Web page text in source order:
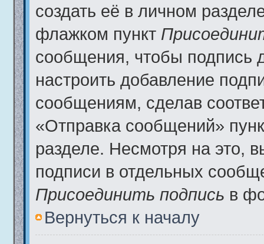
создать её в личном
флажком пункт
сообщения, чтобы подпись
настроить добавление
сообщениям, сделав
«Отправка сообщений»
разделе. Несмотря на это,
подписи в отдельных
Присоединить подпись в
Вернуться к началу